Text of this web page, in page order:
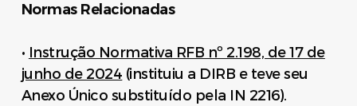
Normas Relacionadas
• Instrução Normativa RFB nº 2.198, de 17 de
junho de 2024 (instituiu a DIRB e teve seu
Anexo Único substituído pela IN 2216).